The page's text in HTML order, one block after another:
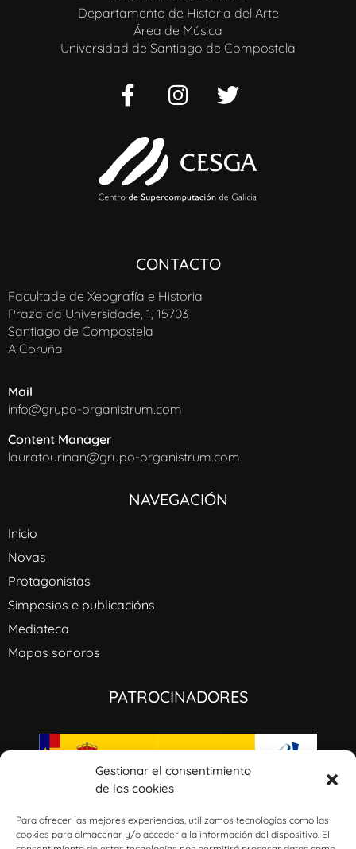
Gestionar el consentimiento
de las cookies
Para ofrecer las mejores experiencias, utilizamos tecnologías como las
cookies para almacenar y/o acceder a la información del dispositivo. El
Departamento de Historia del Arte
Área de Música
Universidad de Santiago de Compostela
CONTACTO
Facultade de Xeografía e Historia
Praza da Universidade, 1, 15703
Santiago de Compostela
A Coruña
Mail
info@grupo-organistrum.com
Content Manager
lauratourinan@grupo-organistrum.com
NAVEGACIÓN
Inicio
Novas
Protagonistas
Simposios e publicacións
Mediateca
Mapas sonoros
PATROCINADORES